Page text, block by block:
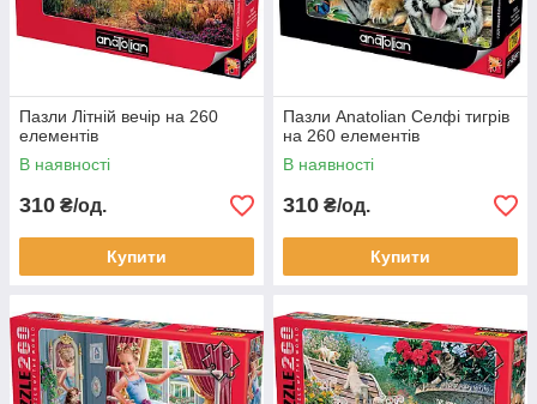
Пазли Літній вечір на 260
елементів
В наявності
310 ₴/од.
Купити
Пазли Anatolian Селфі тигрів
на 260 елементів
В наявності
310 ₴/од.
Купити